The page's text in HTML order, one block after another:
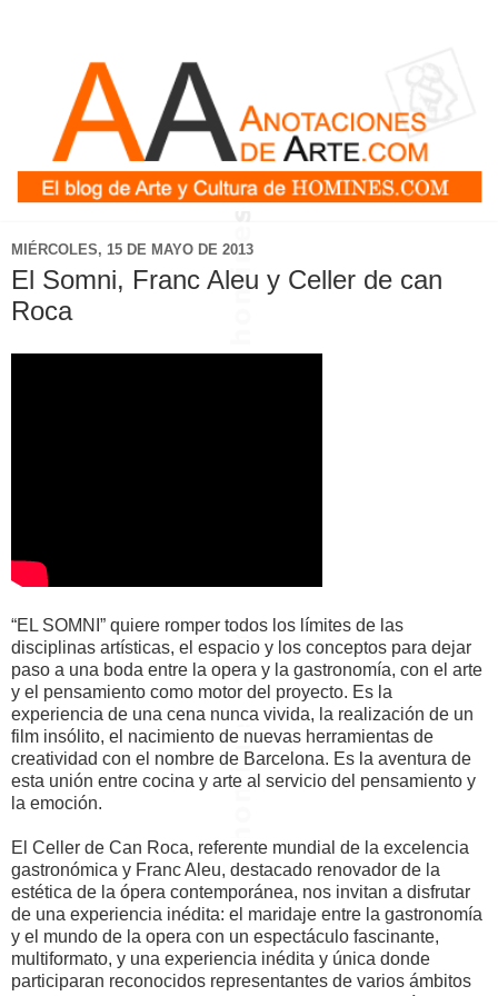
MIÉRCOLES, 15 DE MAYO DE 2013
El Somni, Franc Aleu y Celler de can
Roca
“EL SOMNI” quiere romper todos los límites de las
disciplinas artísticas, el espacio y los conceptos para dejar
paso a una boda entre la opera y la gastronomía, con el arte
y el pensamiento como motor del proyecto. Es la
experiencia de una cena nunca vivida, la realización de un
film insólito, el nacimiento de nuevas herramientas de
creatividad con el nombre de Barcelona. Es la aventura de
esta unión entre cocina y arte al servicio del pensamiento y
la emoción.
El Celler de Can Roca, referente mundial de la excelencia
gastronómica y Franc Aleu, destacado renovador de la
estética de la ópera contemporánea, nos invitan a disfrutar
de una experiencia inédita: el maridaje entre la gastronomía
y el mundo de la opera con un espectáculo fascinante,
multiformato, y una experiencia inédita y única donde
participaran reconocidos representantes de varios ámbitos